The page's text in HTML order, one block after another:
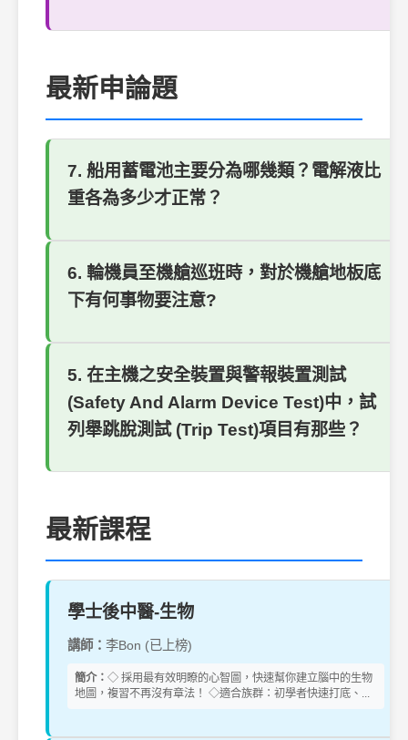
最新申論題
7. 船用蓄電池主要分為哪幾類？電解液比
重各為多少才正常？
6. 輪機員至機艙巡班時，對於機艙地板底
下有何事物要注意?
5. 在主機之安全裝置與警報裝置測試
(Safety And Alarm Device Test)中，試
列舉跳脫測試 (Trip Test)項目有那些？
最新課程
學士後中醫-生物
講師： 李Bon (已上榜)
簡介： ◇ 採用最有效明瞭的心智圖，快速幫你建立腦中的生物
地圖，複習不再沒有章法！ ◇適合族群：初學者快速打底、...